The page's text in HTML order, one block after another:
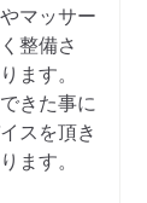
マッサー
整備さ
ます。
きた事に
スを頂き
ます。